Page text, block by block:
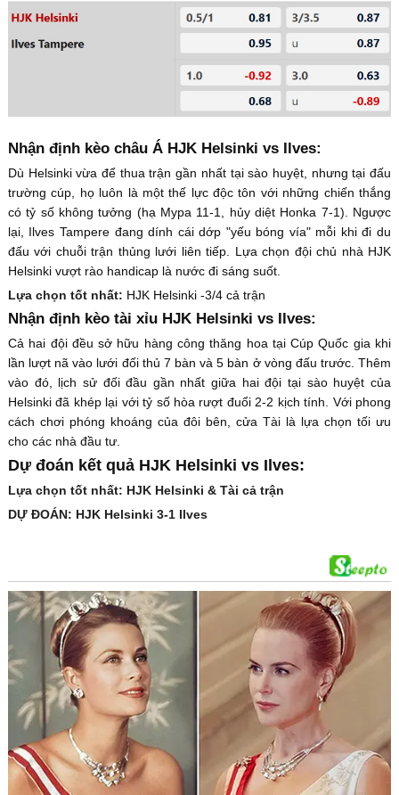
Nhận định kèo châu Á HJK Helsinki vs Ilves:
Dù Helsinki vừa để thua trận gần nhất tại sào huyệt, nhưng tại đấu
trường cúp, họ luôn là một thế lực độc tôn với những chiến thắng
có tỷ số không tưởng (hạ Mypa 11-1, hủy diệt Honka 7-1). Ngược
lại, Ilves Tampere đang dính cái dớp "yếu bóng vía" mỗi khi đi du
đấu với chuỗi trận thủng lưới liên tiếp. Lựa chọn đội chủ nhà HJK
Helsinki vượt rào handicap là nước đi sáng suốt.
Lựa chọn tốt nhất: HJK Helsinki -3/4 cả trận
Nhận định kèo tài xỉu HJK Helsinki vs Ilves:
Cả hai đội đều sở hữu hàng công thăng hoa tại Cúp Quốc gia khi
lần lượt nã vào lưới đối thủ 7 bàn và 5 bàn ở vòng đấu trước. Thêm
vào đó, lịch sử đối đầu gần nhất giữa hai đội tại sào huyệt của
Helsinki đã khép lại với tỷ số hòa rượt đuổi 2-2 kịch tính. Với phong
cách chơi phóng khoáng của đôi bên, cửa Tài là lựa chọn tối ưu
cho các nhà đầu tư.
Dự đoán kết quả HJK Helsinki vs Ilves:
Lựa chọn tốt nhất: HJK Helsinki & Tài cả trận
DỰ ĐOÁN: HJK Helsinki 3-1 Ilves